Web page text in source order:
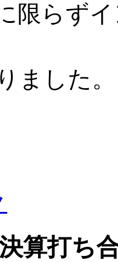
限らず
ました。
算打ち